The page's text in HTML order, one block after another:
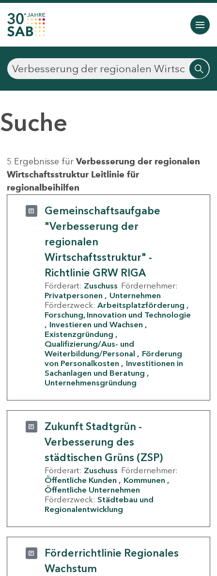
Suche
5 Ergebnisse für Verbesserung der regionalen
Wirtschaftsstruktur Leitlinie für
regionalbeihilfen
Gemeinschaftsaufgabe
"Verbesserung der
regionalen
Wirtschaftsstruktur" -
Richtlinie GRW RIGA
Förderart: Zuschuss Fördernehmer:
Privatpersonen
Unternehmen
Förderzweck: Arbeitsplatzförderung
Forschung, Innovation und Technologie
Investieren und Wachsen
Existenzgründung
Qualifizierung/Aus- und
Weiterbildung/Personal
Förderung
von Personalkosten
Investitionen in
Sachanlagen und Beratung
Unternehmensgründung
Zukunft Stadtgrün -
Verbesserung des
städtischen Grüns (ZSP)
Förderart: Zuschuss Fördernehmer:
Öffentliche Kunden
Kommunen
Öffentliche Unternehmen
Förderzweck: Städtebau und
Regionalentwicklung
Förderrichtlinie Regionales
Wachstum